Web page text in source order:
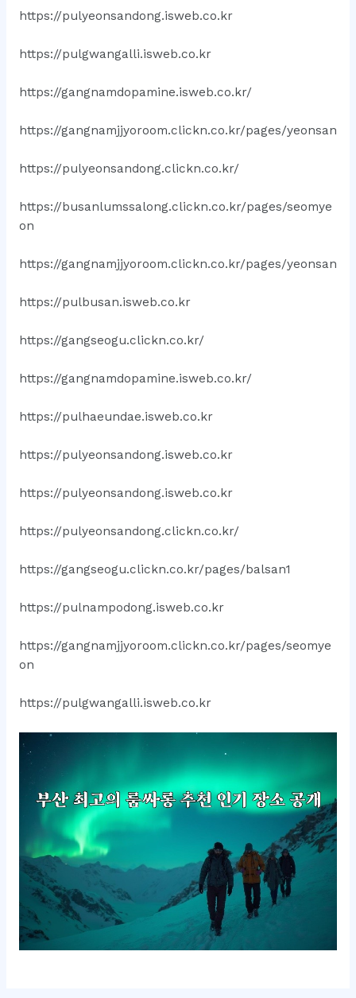
https://pulyeonsandong.isweb.co.kr
https://pulgwangalli.isweb.co.kr
https://gangnamdopamine.isweb.co.kr/
https://gangnamjjyoroom.clickn.co.kr/pages/yeonsan
https://pulyeonsandong.clickn.co.kr/
https://busanlumssalong.clickn.co.kr/pages/seomye
on
https://gangnamjjyoroom.clickn.co.kr/pages/yeonsan
https://pulbusan.isweb.co.kr
https://gangseogu.clickn.co.kr/
https://gangnamdopamine.isweb.co.kr/
https://pulhaeundae.isweb.co.kr
https://pulyeonsandong.isweb.co.kr
https://pulyeonsandong.isweb.co.kr
https://pulyeonsandong.clickn.co.kr/
https://gangseogu.clickn.co.kr/pages/balsan1
https://pulnampodong.isweb.co.kr
https://gangnamjjyoroom.clickn.co.kr/pages/seomye
on
https://pulgwangalli.isweb.co.kr